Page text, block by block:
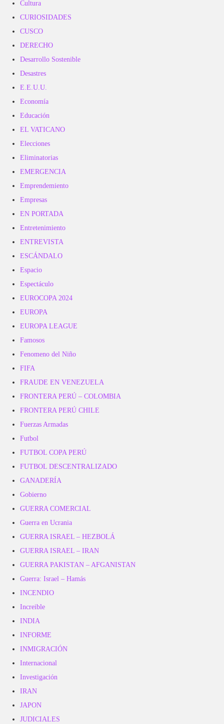
Cultura
CURIOSIDADES
CUSCO
DERECHO
Desarrollo Sostenible
Desastres
E.E.U.U.
Economía
Educación
EL VATICANO
Elecciones
Eliminatorias
EMERGENCIA
Emprendemiento
Empresas
EN PORTADA
Entretenimiento
ENTREVISTA
ESCÁNDALO
Espacio
Espectáculo
EUROCOPA 2024
EUROPA
EUROPA LEAGUE
Famosos
Fenomeno del Niño
FIFA
FRAUDE EN VENEZUELA
FRONTERA PERÚ – COLOMBIA
FRONTERA PERÚ CHILE
Fuerzas Armadas
Futbol
FUTBOL COPA PERÚ
FUTBOL DESCENTRALIZADO
GANADERÍA
Gobierno
GUERRA COMERCIAL
Guerra en Ucrania
GUERRA ISRAEL – HEZBOLÁ
GUERRA ISRAEL – IRAN
GUERRA PAKISTAN – AFGANISTAN
Guerra: Israel – Hamás
INCENDIO
Increible
INDIA
INFORME
INMIGRACIÓN
Internacional
Investigación
IRAN
JAPON
JUDICIALES